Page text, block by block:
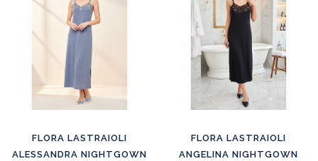
FLORA LASTRAIOLI
ALESSANDRA NIGHTGOWN
FLORA LASTRAIOLI
ANGELINA NIGHTGOWN